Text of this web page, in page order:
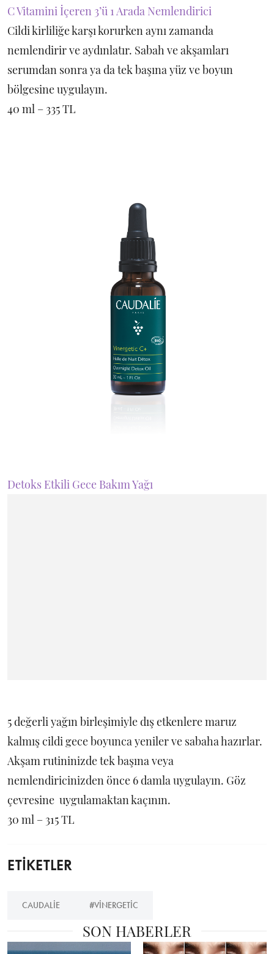
C Vitamini İçeren 3’ü 1 Arada Nemlendirici
Cildi kirliliğe karşı korurken aynı zamanda
nemlendirir ve aydınlatır. Sabah ve akşamları
serumdan sonra ya da tek başına yüz ve boyun
bölgesine uygulayın.
40 ml – 335 TL
Detoks Etkili Gece Bakım Yağı
5 değerli yağın birleşimiyle dış etkenlere maruz
kalmış cildi gece boyunca yeniler ve sabaha hazırlar.
Akşam rutininizde tek başına veya
nemlendiricinizden önce 6 damla uygulayın. Göz
çevresine uygulamaktan kaçının.
30 ml – 315 TL
ETİKETLER
CAUDALIE #VINERGETIC
SON HABERLER